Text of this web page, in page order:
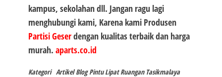
kampus, sekolahan dll. Jangan ragu lagi
menghubungi kami, Karena kami Produsen
Partisi Geserdengan kualitas terbaik dan harga
murah. aparts.co.id
Kategori Artikel Blog Pintu Lipat Ruangan Tasikmalaya